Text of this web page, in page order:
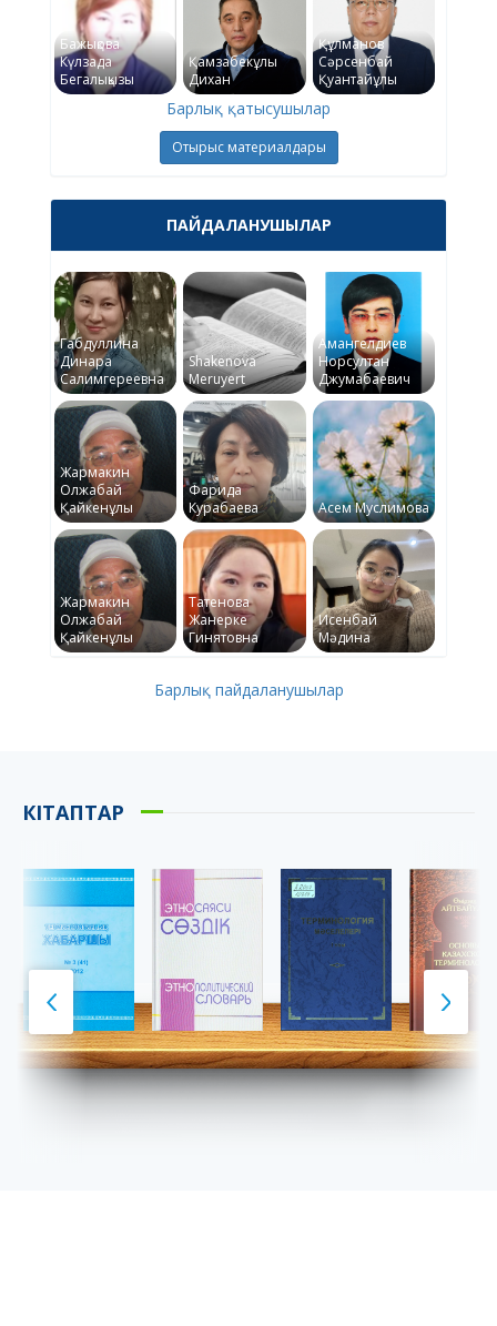
Бажықова
Күлзада
Бегалықызы
Қамзабекұлы
Дихан
Құлманов
Сәрсенбай
Қуантайұлы
Барлық қатысушылар
Отырыс материалдары
ПАЙДАЛАНУШЫЛАР
Габдуллина
Динара
Салимгереевна
Shakenova
Meruyert
Амангелдиев
Норсултан
Джумабаевич
Жармакин
Олжабай
Қайкенұлы
Фарида
Курабаева
Асем Муслимова
Жармакин
Олжабай
Қайкенұлы
Татенова
Жанерке
Гинятовна
Исенбай
Мәдина
Барлық пайдаланушылар
КІТАПТАР